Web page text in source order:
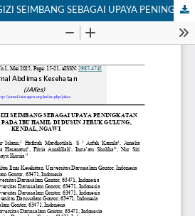
KEGIATAN EDUKASI GIZI SEIMBANG SEBAGAI UPAYA PENINGKATAN PENGETAHUAN GIZI PADA IBU HAMIL DI DUSUN JERUK GULUNG, KENDAL, NGAWI